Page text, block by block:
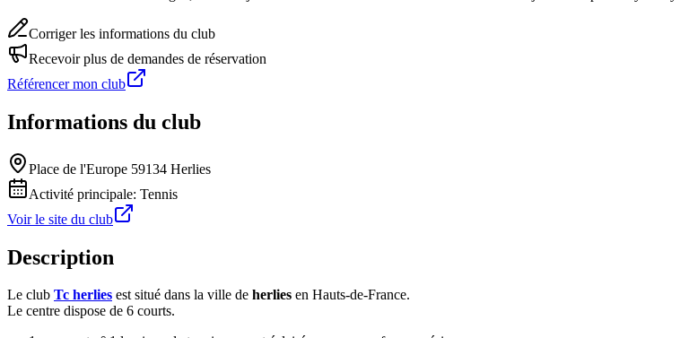
Corriger les informations du club
Recevoir plus de demandes de réservation
Référencer mon club
Informations du club
Place de l'Europe 59134 Herlies
Activité principale: Tennis
Voir le site du club
Description
Le club Tc herlies est situé dans la ville de herlies en Hauts-de-France.
Le centre dispose de 6 courts.